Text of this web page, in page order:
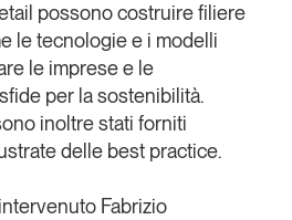
possono costruire filiere
le tecnologie e i modelli
le imprese e le
per la sostenibilità.
inoltre stati forniti
delle best practice.
Fabrizio